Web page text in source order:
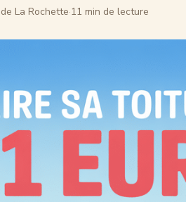
La Rochette·11 min de lecture